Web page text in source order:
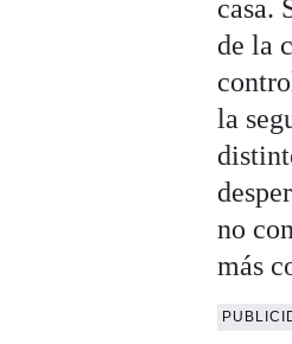
casa.
de la
la
no
más